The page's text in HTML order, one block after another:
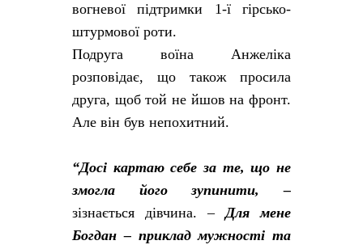
вогневої підтримки 1-ї гірсько-
штурмової роти.
Подруга воїна Анжеліка
розповідає, що також просила
друга, щоб той не йшов на фронт.
Але він був непохитний.
“Досі картаю себе за те, що не
змогла його зупинити, –
зізнається дівчина. –Для мене
Богдан – приклад мужності та